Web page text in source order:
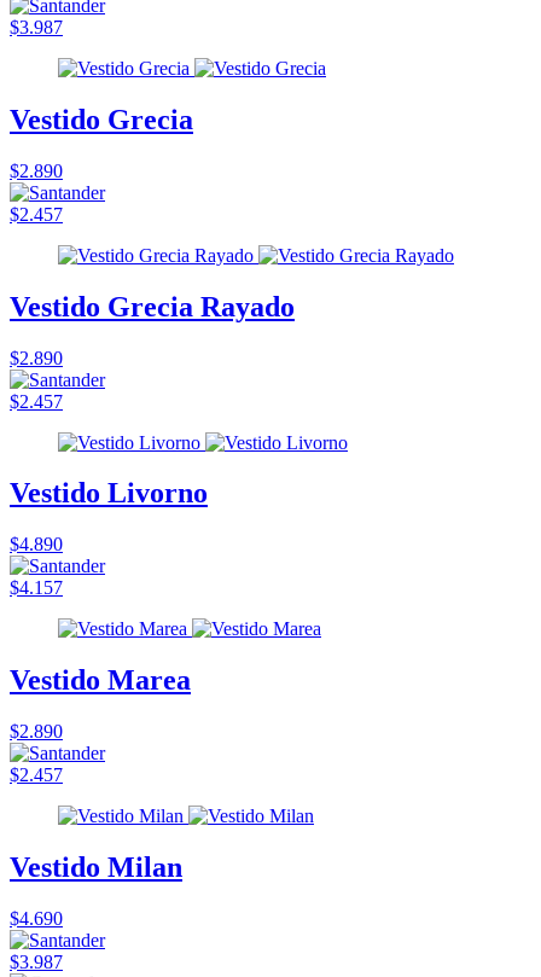
$3.987
Vestido Grecia
$2.890
$2.457
Vestido Grecia Rayado
$2.890
$2.457
Vestido Livorno
$4.890
$4.157
Vestido Marea
$2.890
$2.457
Vestido Milan
$4.690
$3.987